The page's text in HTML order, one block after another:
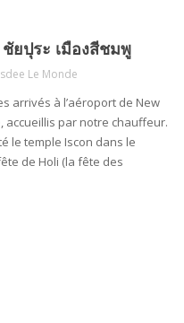
ยปุระ เมืองสีชมพู
Le Monde
arrivés à l’aéroport de New
accueillis par notre chauffeur.
le temple Iscon dans le
de Holi (la fête des